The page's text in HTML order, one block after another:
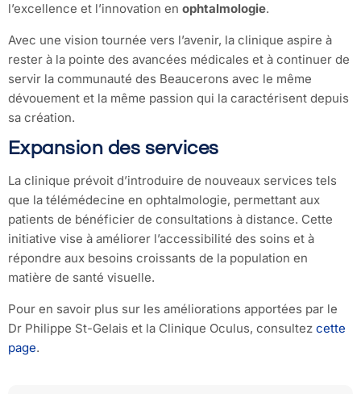
l’excellence et l’innovation en ophtalmologie.
Avec une vision tournée vers l’avenir, la clinique aspire à
rester à la pointe des avancées médicales et à continuer de
servir la communauté des Beaucerons avec le même
dévouement et la même passion qui la caractérisent depuis
sa création.
Expansion des services
La clinique prévoit d’introduire de nouveaux services tels
que la télémédecine en ophtalmologie, permettant aux
patients de bénéficier de consultations à distance. Cette
initiative vise à améliorer l’accessibilité des soins et à
répondre aux besoins croissants de la population en
matière de santé visuelle.
Pour en savoir plus sur les améliorations apportées par le
Dr Philippe St-Gelais et la Clinique Oculus, consultez cette
page.